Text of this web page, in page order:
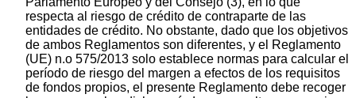
respecta al riesgo de crédito de contraparte de las
entidades de crédito. No obstante, dado que los objetivos
de ambos Reglamentos son diferentes, y el Reglamento
(UE) n.o 575/2013 solo establece normas para calcular el
período de riesgo del margen a efectos de los requisitos
de fondos propios, el presente Reglamento debe recoger